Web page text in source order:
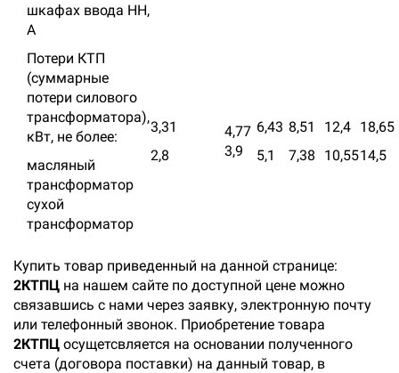
шкафах ввода НН,
А
Потери КТП
(суммарные
потери силового
транс­форматора),
кВт, не бо­лее:
масляный
трансформатор
сухой
трансформатор
3,31
2,8
4,77
3,9
6,43
5,1
8,51
7,38
12,4
10,55
18,65
14,5
Купить товар приведенный на данной странице:
2КТПЦ на нашем сайте по доступной цене можно
связавшись с нами через заявку, электронную почту
или телефонный звонок. Приобретение товара
2КТПЦ осущетсвляется на основании полученного
счета (договора поставки) на данный товар, в